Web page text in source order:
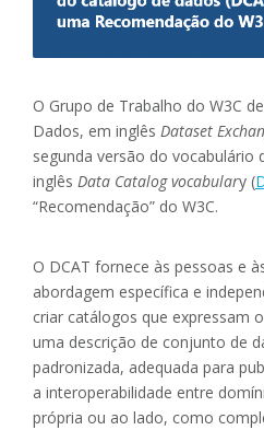
O Grupo de Trabalho do W3C
Dados, em inglês Dataset
segunda versão do vocabulário
inglês Data Catalog vocabulary (
“Recomendação” do W3C.
O DCAT fornece às pessoas e
abordagem específica e
criar catálogos que expressam
uma descrição de conjunto de
padronizada, adequada para
a interoperabilidade entre
própria ou ao lado, como